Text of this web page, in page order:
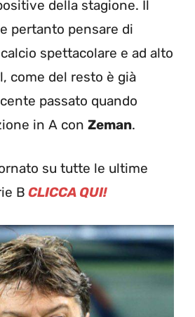
della stagione. Il
pertanto pensare di
spettacolare e ad alto
come del resto è già
passato quando
in A con Zeman.
su tutte le ultime
B CLICCA QUI!